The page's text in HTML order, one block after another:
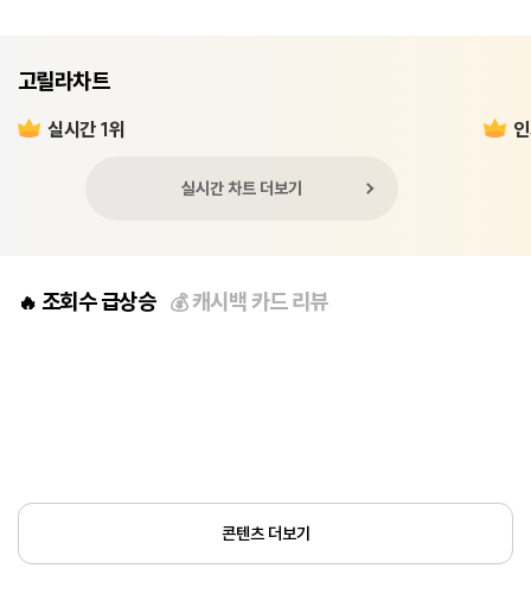
고릴라차트
실시간 1위
실시간 차트 더보기
🔥 조회수 급상승 💰캐시백 카드 리뷰
콘텐츠 더보기